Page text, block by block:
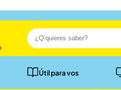
Útil para vos